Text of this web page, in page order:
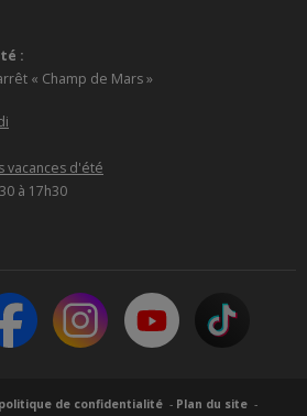
:
« Champ de Mars »
vacances d'été
à 17h30
de confidentialité Plan du site